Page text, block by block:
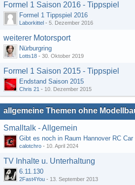
Formel 1 Saison 2016 - Tippspiel
Formel 1 Tippspiel 2016
Laborkittel - 5. Dezember 2016
weiterer Motorsport
Nürburgring
Lotts18 - 30. Oktober 2019
Formel 1 Saison 2015 - Tippspiel
Endstand Saison 2015
Chris 21 - 10. Dezember 2015
allgemeine Themen ohne
Smalltalk - Allgemein
calotchro - 10. April 2024
TV Inhalte u. Unterhaltung
6.11.130
2Fast4You - 13. September 2013